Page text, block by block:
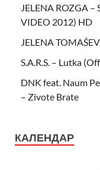
JELENA ROZGA
VIDEO 2012) HD
JELENA
S.A.R.S. – Lutka
DNK feat. Naum
– Zivote Brate
КАЛЕНДАР